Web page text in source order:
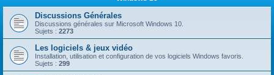
Discussions Générales
Discussions générales sur Microsoft Windows 10.
Sujets : 2273
Les logiciels & jeux vidéo
Installation, utilisation et configuration de vos logiciels Windows favoris.
Sujets : 299